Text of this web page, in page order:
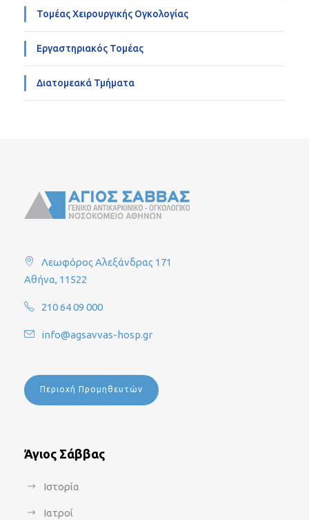
Τομέας Χειρουργικής Ογκολογίας
Εργαστηριακός Τομέας
Διατομεακά Τμήματα
Λεωφόρος Αλεξάνδρας 171
Αθήνα, 11522
210 64 09 000
info@agsavvas-hosp.gr
Περιοχή Προμηθευτών
Άγιος Σάββας
Ιστορία
Ιατροί